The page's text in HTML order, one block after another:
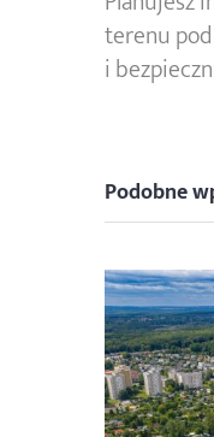
terenu
i
Podobne